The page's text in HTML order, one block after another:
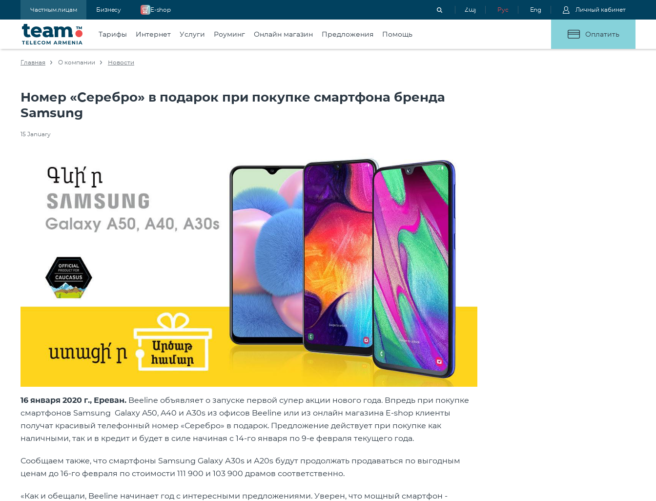
Частным лицам Бизнесу E-shop Հայ Рус Eng Личный кабинет
Тарифы Интернет Услуги Роуминг Онлайн магазин Предложения Помощь Оплатить
Главная О компании Новости
Номер «Серебро» в подарок при покупке смартфона бренда
Samsung
15 January
16 января 2020 г., Ереван. Beeline объявляет о запуске первой супер акции нового года. Впредь при покупке
смартфонов Samsung Galaxy A50, A40 и А30s из офисов Beeline или из онлайн магазина E-shop клиенты
получат красивый телефонный номер «Серебро» в подарок. Предложение действует при покупке как
наличными, так и в кредит и будет в силе начиная с 14-го января по 9-е февраля текущего года.
Сообщаем также, что смартфоны Samsung Galaxy А30s и А20s будут продолжать продаваться по выгодным
ценам до 16-го февраля по стоимости 111 900 и 103 900 драмов соответственно.
«Как и обещали, Beeline начинает год с интересными предложениями. Уверен, что мощный смартфон -